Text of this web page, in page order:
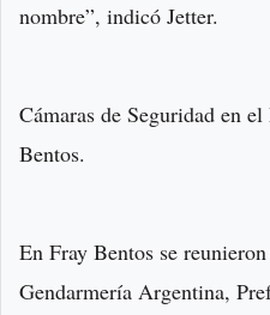
nombre”, indicó Jetter.
Cámaras de Seguridad en
Bentos.
En Fray Bentos se
Gendarmería Argentina,